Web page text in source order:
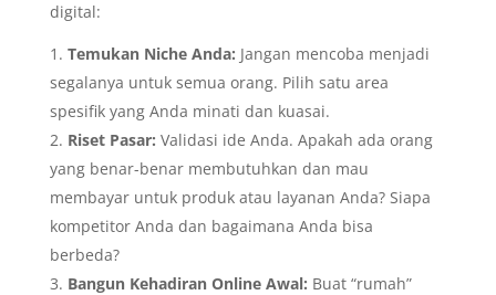
digital:
Temukan Niche Anda: Jangan mencoba menjadi
segalanya untuk semua orang. Pilih satu area
spesifik yang Anda minati dan kuasai.
Riset Pasar: Validasi ide Anda. Apakah ada orang
yang benar-benar membutuhkan dan mau
membayar untuk produk atau layanan Anda? Siapa
kompetitor Anda dan bagaimana Anda bisa
berbeda?
Bangun Kehadiran Online Awal: Buat “rumah”